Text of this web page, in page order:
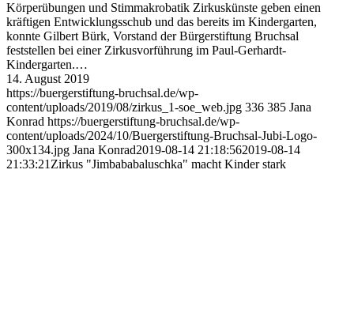
Körperübungen und Stimmakrobatik Zirkuskünste geben einen
kräftigen Entwicklungsschub und das bereits im Kindergarten,
konnte Gilbert Bürk, Vorstand der Bürgerstiftung Bruchsal
feststellen bei einer Zirkusvorführung im Paul-Gerhardt-
Kindergarten.…
14. August 2019
https://buergerstiftung-bruchsal.de/wp-
content/uploads/2019/08/zirkus_1-soe_web.jpg 336 385 Jana
Konrad https://buergerstiftung-bruchsal.de/wp-
content/uploads/2024/10/Buergerstiftung-Bruchsal-Jubi-Logo-
300x134.jpg Jana Konrad2019-08-14 21:18:562019-08-14
21:33:21 Zirkus "Jimbababaluschka" macht Kinder stark